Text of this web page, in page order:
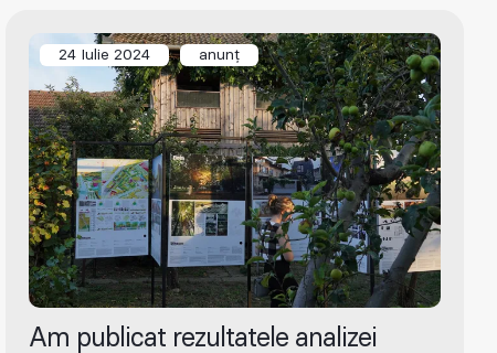
24 Iulie 2024 anunț
Am publicat rezultatele analizei